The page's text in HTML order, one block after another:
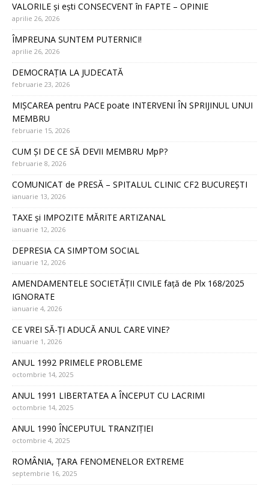
VALORILE și ești CONSECVENT în FAPTE – OPINIE
aprilie 26, 2026
ÎMPREUNA SUNTEM PUTERNICI!
aprilie 26, 2026
DEMOCRAȚIA LA JUDECATĂ
februarie 23, 2026
MIȘCAREA pentru PACE poate INTERVENI ÎN SPRIJINUL UNUI
MEMBRU
februarie 15, 2026
CUM ȘI DE CE SĂ DEVII MEMBRU MpP?
februarie 8, 2026
COMUNICAT de PRESĂ – SPITALUL CLINIC CF2 BUCUREȘTI
ianuarie 13, 2026
TAXE și IMPOZITE MĂRITE ARTIZANAL
ianuarie 12, 2026
DEPRESIA CA SIMPTOM SOCIAL
ianuarie 12, 2026
AMENDAMENTELE SOCIETĂȚII CIVILE față de Plx 168/2025
IGNORATE
ianuarie 4, 2026
CE VREI SĂ-ȚI ADUCĂ ANUL CARE VINE?
ianuarie 1, 2026
ANUL 1992 PRIMELE PROBLEME
octombrie 14, 2025
ANUL 1991 LIBERTATEA A ÎNCEPUT CU LACRIMI
octombrie 14, 2025
ANUL 1990 ÎNCEPUTUL TRANZIȚIEI
octombrie 4, 2025
ROMÂNIA, ȚARA FENOMENELOR EXTREME
septembrie 16, 2025